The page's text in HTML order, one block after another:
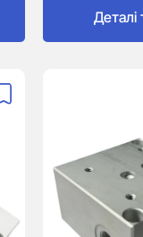
Деталі